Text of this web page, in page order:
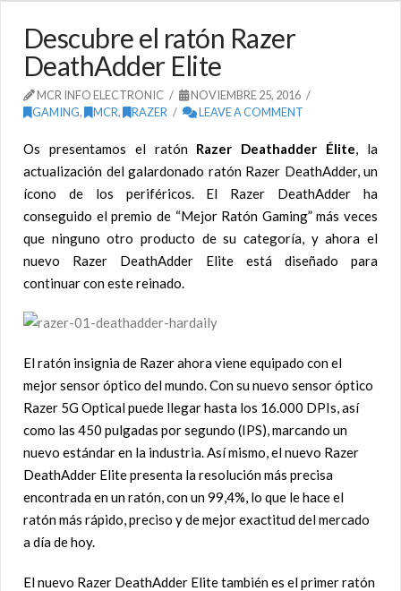
Descubre el ratón Razer
DeathAdder Elite
MCR INFO ELECTRONIC
NOVIEMBRE 25, 2016
GAMING, MCR, RAZER LEAVE A COMMENT
Os presentamos el ratón Razer Deathadder Élite, la
actualización del galardonado ratón Razer DeathAdder, un
ícono de los periféricos. El Razer DeathAdder ha
conseguido el premio de “Mejor Ratón Gaming” más veces
que ninguno otro producto de su categoría, y ahora el
nuevo Razer DeathAdder Elite está diseñado para
continuar con este reinado.
El ratón insignia de Razer ahora viene equipado con el
mejor sensor óptico del mundo. Con su nuevo sensor óptico
Razer 5G Optical puede llegar hasta los 16.000 DPIs, así
como las 450 pulgadas por segundo (IPS), marcando un
nuevo estándar en la industria. Así mismo, el nuevo Razer
DeathAdder Elite presenta la resolución más precisa
encontrada en un ratón, con un 99,4%, lo que le hace el
ratón más rápido, preciso y de mejor exactitud del mercado
a día de hoy.
El nuevo Razer DeathAdder Elite también es el primer ratón